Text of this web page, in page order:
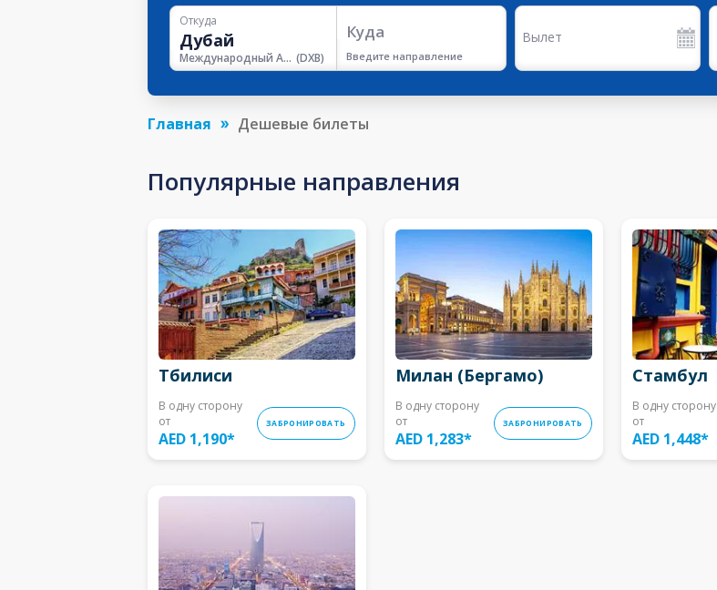
Откуда
Международный Аэропорт Дубая (DXB)
Куда
Введите направление
Вылет
Главная Дешевые билеты
Популярные направления
Тбилиси
В одну сторону
от
AED 1,190*
ЗАБРОНИРОВАТЬ
Милан (Бергамо)
В одну сторону
от
AED 1,283*
ЗАБРОНИРОВАТЬ
Стамбул
В одну сторону
от
AED 1,448*